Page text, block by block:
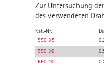
Zur Untersuchung
des verwendeten
Kat.-Nr.
550 35
550 39
550 40